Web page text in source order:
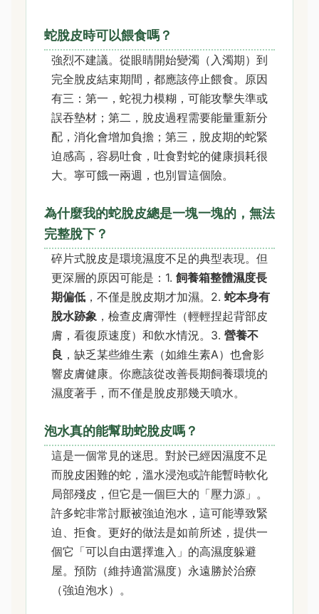
蛇脫皮時可以餵食嗎？
強烈不建議。從眼睛開始變濁（入濁期）到
完全脫皮結束期間，都應該停止餵食。原因
有三：第一，蛇視力模糊，可能攻擊失準或
誤吞墊材；第二，脫皮過程需要能量重新分
配，消化會增加負擔；第三，脫皮期的蛇緊
迫感高，容易吐食，吐食對蛇的健康損耗很
大。寧可餓一兩週，也別冒這個險。
為什麼我的蛇脫皮總是一塊一塊的，無法
完整脫下？
碎片式脫皮是環境濕度不足的典型表現。但
更深層的原因可能是：1. 飼養箱整體濕度長
期偏低 ，不僅是脫皮期才加濕。2. 蛇本身有
脫水跡象 ，檢查皮膚彈性（輕輕捏起背部皮
膚，看復原速度）和飲水情況。3. 營養不
良 ，缺乏某些維生素（如維生素A）也會影
響皮膚健康。你應該從改善長期飼養環境的
濕度著手，而不僅是脫皮那幾天噴水。
泡水真的能幫助蛇脫皮嗎？
這是一個常見的迷思。對於已經因濕度不足
而脫皮困難的蛇，溫水浸泡或許能暫時軟化
局部殘皮，但它是一個巨大的「壓力源」。
許多蛇非常討厭被強迫泡水，這可能導致緊
迫、拒食。更好的做法是如前所述，提供一
個它「可以自由選擇進入」的高濕度躲避
屋。預防（維持適當濕度）永遠勝於治療
（強迫泡水）。